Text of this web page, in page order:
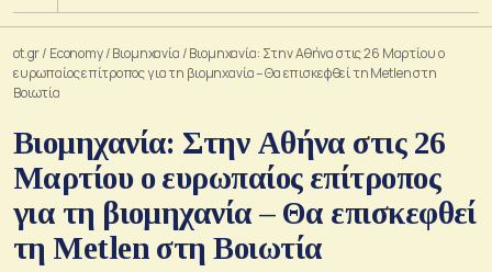
ot.gr/ Economy/Βιομηχανία /Βιομηχανία: Στην Αθήνα στις 26 Μαρτίου ο
ευρωπαίος επίτροπος για τη βιομηχανία – Θα επισκεφθεί τη Metlen στη
Βοιωτία
Βιομηχανία: Στην Αθήνα στις 26
Μαρτίου ο ευρωπαίος επίτροπος
για τη βιομηχανία – Θα επισκεφθεί
τη Metlen στη Βοιωτία